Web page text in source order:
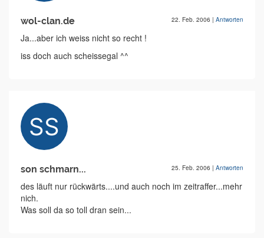
wol-clan.de 22. Feb. 2006 | Antworten
Ja...aber ich weiss nicht so recht !
iss doch auch scheissegal ^^
son schmarn... 25. Feb. 2006 | Antworten
des läuft nur rückwärts....und auch noch im zeitraffer...mehr
nich.
Was soll da so toll dran sein...